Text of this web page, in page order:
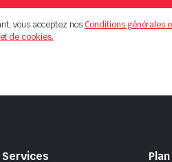
vous acceptez nosConditions générales
de cookies.
Services